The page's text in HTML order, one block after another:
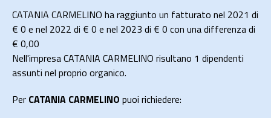
CATANIA CARMELINO ha raggiunto un fatturato nel 2021 di
€ 0 e nel 2022 di € 0 e nel 2023 di € 0 con una differenza di
€ 0,00
Nell'impresa CATANIA CARMELINO risultano 1 dipendenti
assunti nel proprio organico.
Per CATANIA CARMELINO puoi richiedere: